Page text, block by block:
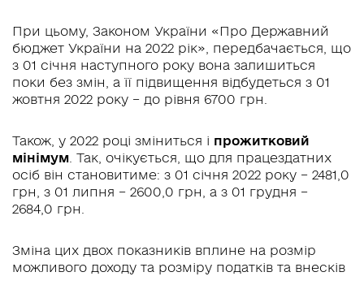
При цьому, Законом України «Про Державний
бюджет України на 2022 рік», передбачається, що
з 01 січня наступного року вона залишиться
поки без змін, а її підвищення відбудеться з 01
жовтня 2022 року – до рівня 6700 грн.
Також, у 2022 році зміниться і прожитковий
мінімум . Так, очікується, що для працездатних
осіб він становитиме: з 01 січня 2022 року – 2481,0
грн, з 01 липня – 2600,0 грн, а з 01 грудня –
2684,0 грн.
Зміна цих двох показників вплине на розмір
можливого доходу та розміру податків та внесків